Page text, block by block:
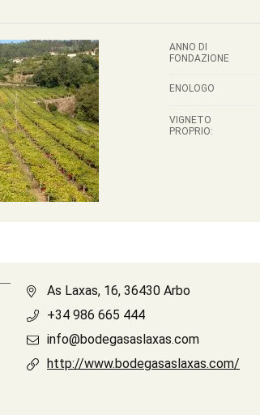
ANNO DI
FONDAZIONE
ENOLOGO
VIGNETO
PROPRIO:
As Laxas, 16, 36430 Arbo
+34 986 665 444
info@bodegasaslaxas.com
http://www.bodegasaslaxas.com/